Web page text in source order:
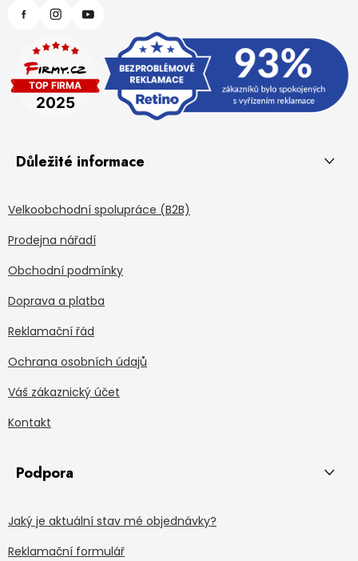
Důležité informace
Velkoobchodní spolupráce (B2B)
Prodejna nářadí
Obchodní podmínky
Doprava a platba
Reklamační řád
Ochrana osobních údajů
Váš zákaznický účet
Kontakt
Podpora
Jaký je aktuální stav mé objednávky?
Reklamační formulář